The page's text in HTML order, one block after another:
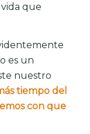
que
es un
nuestro
tiempo del
con que